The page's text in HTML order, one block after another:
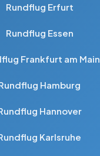
Rundflug Erfurt
Rundflug Essen
Frankfurt am Main
Hamburg
Hannover
Karlsruhe